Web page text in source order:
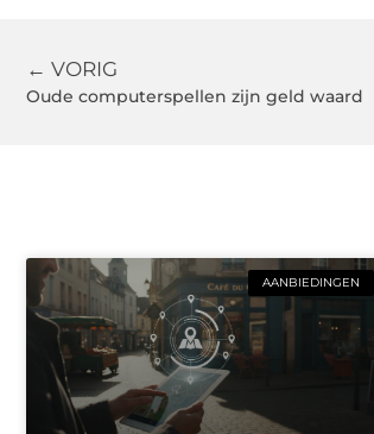
← VORIG
Oude computerspellen zijn geld waard
AANBIEDINGEN